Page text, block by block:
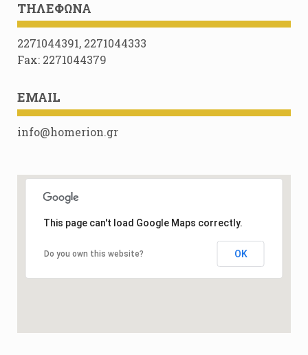
ΤΗΛΈΦΩΝΑ
2271044391, 2271044333
Fax: 2271044379
EMAIL
info@homerion.gr
This page can't load Google Maps correctly.
Do you own this website? OK